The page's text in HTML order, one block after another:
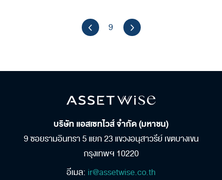
9
บริษัท แอสเซทไวส์ จำกัด (มหาชน)
9 ซอยรามอินทรา 5 แยก 23แขวงอนุสาวรีย์ เขตบางเขน
กรุงเทพฯ 10220
อีเมล: ir@assetwise.co.th